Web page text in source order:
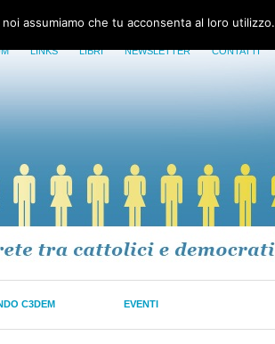
LINKS LIBRI NEWSLETTER CONTATTI
C3DEM EVENTI
assumiamo che tu acconsenta al loro utilizzo.